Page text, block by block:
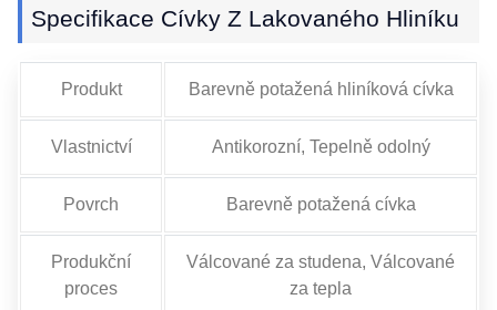
Specifikace Cívky Z Lakovaného Hliníku
Produkt Barevně potažená hliníková cívka
Vlastnictví Antikorozní, Tepelně odolný
Povrch Barevně potažená cívka
Produkční
proces
Válcované za studena, Válcované
za tepla